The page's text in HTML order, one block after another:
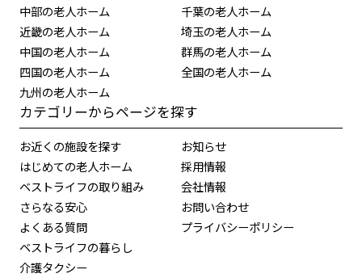
中部の老人ホーム
近畿の老人ホーム
中国の老人ホーム
四国の老人ホーム
九州の老人ホーム
千葉の老人ホーム
埼玉の老人ホーム
群馬の老人ホーム
全国の老人ホーム
カテゴリーからページを探す
お近くの施設を探す
はじめての老人ホーム
ベストライフの取り組み
さらなる安心
よくある質問
ベストライフの暮らし
介護タクシー
お知らせ
採用情報
会社情報
お問い合わせ
プライバシーポリシー